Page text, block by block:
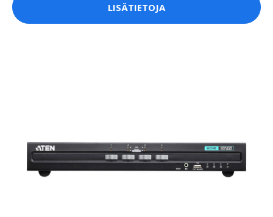
LISÄTIETOJA